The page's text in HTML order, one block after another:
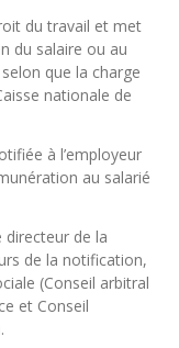
du travail et met
du salaire ou au
que la charge
nationale de
à l’employeur
au salarié
de la
de la notification,
(Conseil arbitral
et Conseil